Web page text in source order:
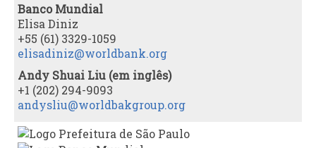
Banco Mundial
Elisa Diniz
+55 (61) 3329-1059
elisadiniz@worldbank.org
Andy Shuai Liu (em inglês)
+1 (202) 294-9093
andysliu@worldbakgroup.org